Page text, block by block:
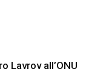
Lavrov all’ONU